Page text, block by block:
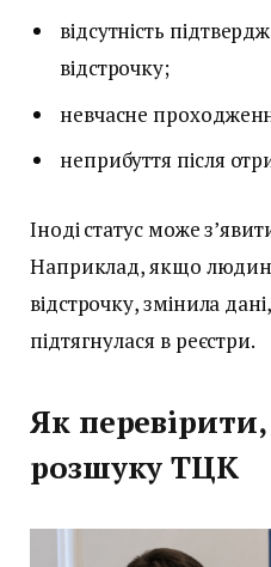
відсутність
відстрочку;
невчасне
неприбуття після
Іноді статус може
Наприклад, якщо
відстрочку, змінила
підтягнулася в реєстри.
Як
розшуку ТЦК